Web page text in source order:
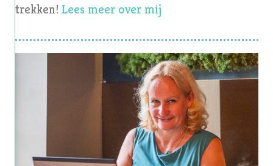
trekken! Lees meer over mij